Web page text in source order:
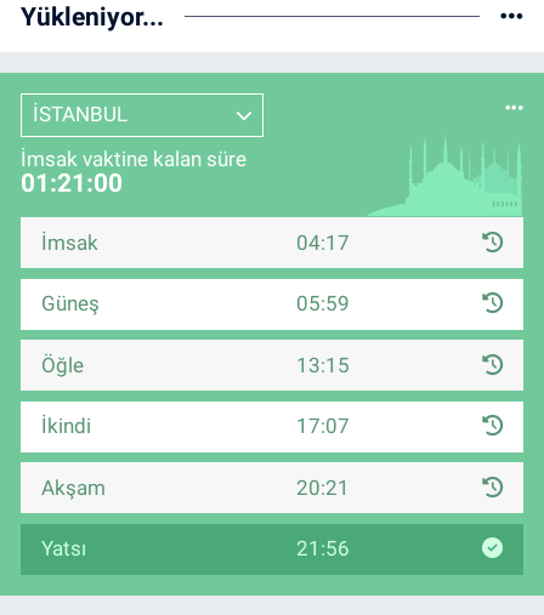
Yükleniyor...
İSTANBUL
İmsak vaktine kalan süre
01:20:59
İmsak 04:17
Güneş 05:59
Öğle 13:15
İkindi 17:07
Akşam 20:21
Yatsı 21:56